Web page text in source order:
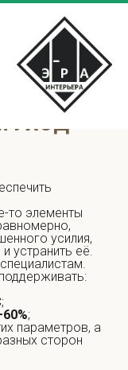
УХОД
то элементы
усилия,
устранить её.
;
;
параметров, а
сторон